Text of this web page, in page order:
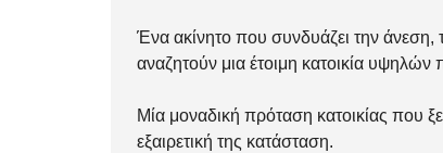
Ένα ακίνητο που συνδυάζει την άνεση,
αναζητούν μια έτοιμη κατοικία
Μία μοναδική πρόταση κατοικίας που
εξαιρετική της κατάσταση.